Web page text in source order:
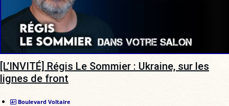
[L’INVITÉ] Régis Le Sommier : Ukraine, sur les
lignes de front
Boulevard Voltaire